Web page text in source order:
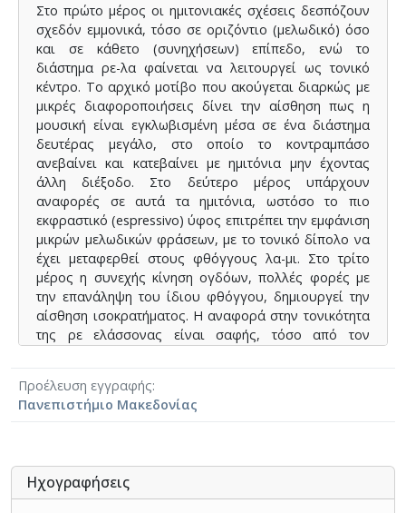
Στο πρώτο μέρος οι ημιτονιακές σχέσεις δεσπόζουν
σχεδόν εμμονικά, τόσο σε οριζόντιο (μελωδικό) όσο
και σε κάθετο (συνηχήσεων) επίπεδο, ενώ το
διάστημα ρε-λα φαίνεται να λειτουργεί ως τονικό
κέντρο. Το αρχικό μοτίβο που ακούγεται διαρκώς με
μικρές διαφοροποιήσεις δίνει την αίσθηση πως η
μουσική είναι εγκλωβισμένη μέσα σε ένα διάστημα
δευτέρας μεγάλο, στο οποίο το κοντραμπάσο
ανεβαίνει και κατεβαίνει με ημιτόνια μην έχοντας
άλλη διέξοδο. Στο δεύτερο μέρος υπάρχουν
αναφορές σε αυτά τα ημιτόνια, ωστόσο το πιο
εκφραστικό (espressivo) ύφος επιτρέπει την εμφάνιση
μικρών μελωδικών φράσεων, με το τονικό δίπολο να
έχει μεταφερθεί στους φθόγγους λα-μι. Στο τρίτο
μέρος η συνεχής κίνηση ογδόων, πολλές φορές με
την επανάληψη του ίδιου φθόγγου, δημιουργεί την
αίσθηση ισοκρατήματος. Η αναφορά στην τονικότητα
της ρε ελάσσονας είναι σαφής, τόσο από τον
ημίπτωσης που δημιουργείται σε αρκετά σημεία λόγω
φθόγγων (λα και ντο διέση) αλλά και ρυθμικής και
προαναφερθέντα στοιχεία των προηγούμενων μερών
(ξεκινάει με το δίπολο ρε-λα, συνεχίζει με
Προέλευση εγγραφής
Πανεπιστήμιο Μακεδονίας
Ηχογραφήσεις